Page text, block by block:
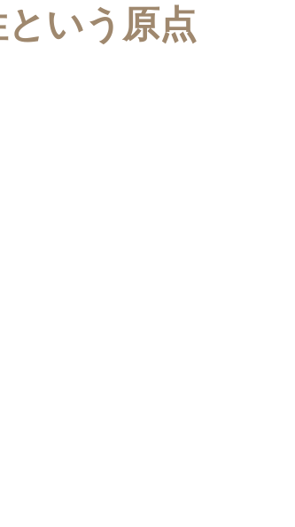
いう原点